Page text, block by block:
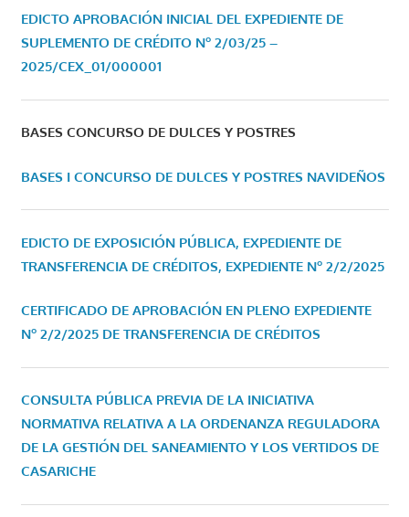
EDICTO APROBACIÓN INICIAL DEL EXPEDIENTE DE
SUPLEMENTO DE CRÉDITO Nº 2/03/25 –
2025/CEX_01/000001
BASES CONCURSO DE DULCES Y POSTRES
BASES I CONCURSO DE DULCES Y POSTRES NAVIDEÑOS
EDICTO DE EXPOSICIÓN PÚBLICA, EXPEDIENTE DE
TRANSFERENCIA DE CRÉDITOS, EXPEDIENTE Nº 2/2/2025
CERTIFICADO DE APROBACIÓN EN PLENO EXPEDIENTE
Nº 2/2/2025 DE TRANSFERENCIA DE CRÉDITOS
CONSULTA PÚBLICA PREVIA DE LA INICIATIVA
NORMATIVA RELATIVA A LA ORDENANZA REGULADORA
DE LA GESTIÓN DEL SANEAMIENTO Y LOS VERTIDOS DE
CASARICHE